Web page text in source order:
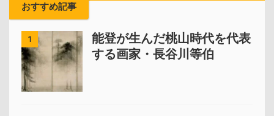
おすすめ記事
1
能登が生んだ桃山時代を代表
する画家・長谷川等伯